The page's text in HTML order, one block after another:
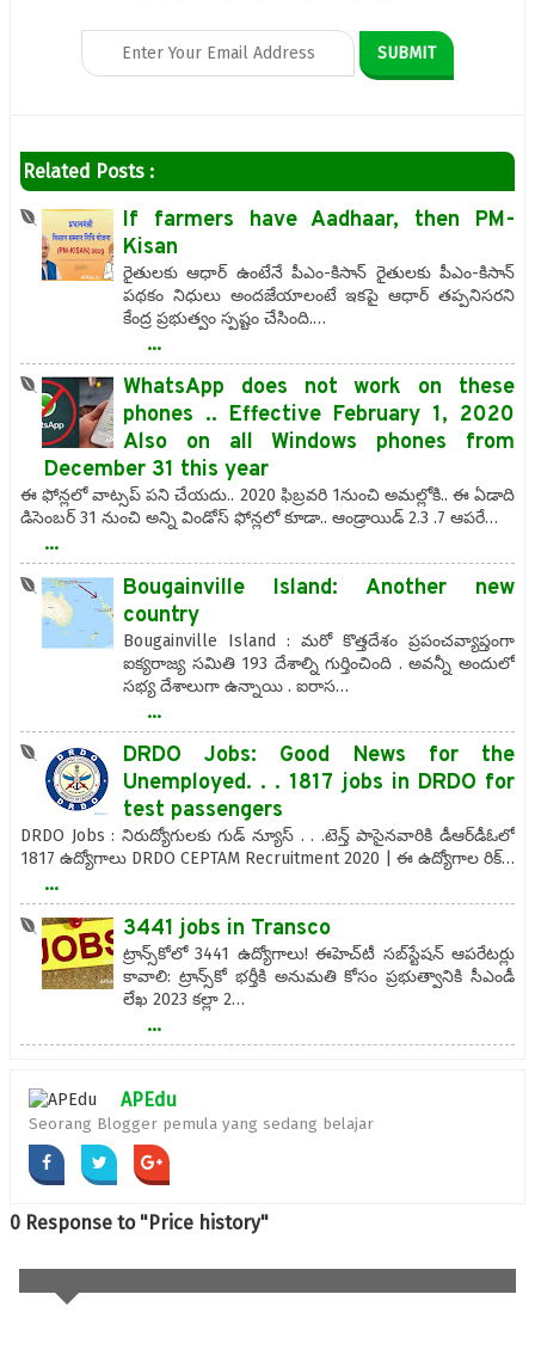
Related Posts :
If farmers have Aadhaar, then PM-
Kisan
రైతులకు ఆధార్‌ ఉంటేనే పీఎం-కిసాన్‌ రైతులకు పీఎం-కిసాన్‌
పథకం నిధులు అందజేయాలంటే ఇకపై ఆధార్‌ తప్పనిసరని
కేంద్ర ప్రభుత్వం స్పష్టం చేసింది.…
...
WhatsApp does not work on these
phones .. Effective February 1, 2020
Also on all Windows phones from
December 31 this year
ఈ ఫోన్లలో వాట్సప్ పని చేయదు.. 2020 ఫిబ్రవరి 1నుంచి అమల్లోకి.. ఈ ఏడాది
డిసెంబర్ 31 నుంచి అన్ని విండోస్ ఫోన్లలో కూడా.. ఆండ్రాయిడ్ 2.3 .7 ఆపరే…
...
Bougainville Island: Another new
country
Bougainville Island : మరో కొత్తదేశం ప్రపంచవ్యాప్తంగా
ఐక్యరాజ్య సమితి 193 దేశాల్ని గుర్తించింది . అవన్నీ అందులో
సభ్య దేశాలుగా ఉన్నాయి . ఐరాస…
...
DRDO Jobs: Good News for the
Unemployed. . . 1817 jobs in DRDO for
test passengers
DRDO Jobs : నిరుద్యోగులకు గుడ్ న్యూస్ . . .టెన్త్ పాసైనవారికి డీఆర్‌డీఓలో
1817 ఉద్యోగాలు DRDO CEPTAM Recruitment 2020 | ఈ ఉద్యోగాల రిక్…
...
3441 jobs in Transco
ట్రాన్స్‌కోలో 3441 ఉద్యోగాలు! ఈహెచ్‌టీ సబ్‌స్టేషన్‌ ఆపరేటర్లు
కావాలి: ట్రాన్స్‌కో భర్తీకి అనుమతి కోసం ప్రభుత్వానికి సీఎండీ
లేఖ 2023 కల్లా 2…
...
APEdu
Seorang Blogger pemula yang sedang belajar
0 Response to "Price history"